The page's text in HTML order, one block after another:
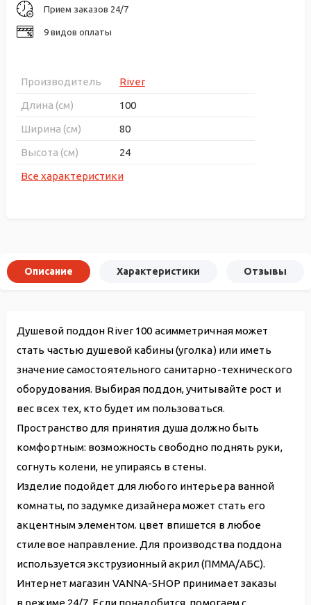
Прием заказов 24/7
9 видов оплаты
Производитель
River
Длина (см)
100
Ширина (см)
80
Высота (см)
24
Все характеристики
Описание Характеристики Отзывы
Душевой поддон River 100 асимметричная может
стать частью душевой кабины (уголка) или иметь
значение самостоятельного санитарно-технического
оборудования. Выбирая поддон, учитывайте рост и
вес всех тех, кто будет им пользоваться.
Пространство для принятия душа должно быть
комфортным: возможность свободно поднять руки,
согнуть колени, не упираясь в стены.
Изделие подойдет для любого интерьера ванной
комнаты, по задумке дизайнера может стать его
акцентным элементом. цвет впишется в любое
стилевое направление. Для производства поддона
используется экструзионный акрил (ПММА/АБС).
Интернет магазин VANNA-SHOP принимает заказы
в режиме 24/7. Если понадобится, помогаем с